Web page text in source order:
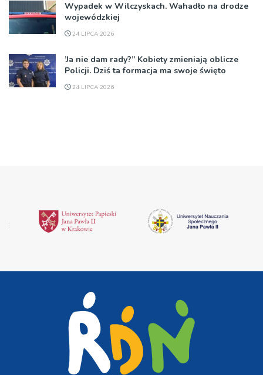
Wypadek w Wilczyskach. Wahadło na drodze
wojewódzkiej
24 LIPCA 2026
’Ja nie dam rady?” Kobiety zmieniają oblicze
Policji. Dziś ta formacja ma swoje święto
24 LIPCA 2026